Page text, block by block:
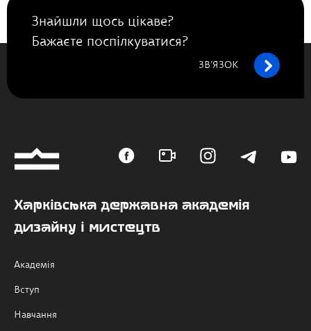
Знайшли щось цікаве?
Бажаєте поспілкуватися?
ЗВ’ЯЗОК
Харківська державна академія
дизайну і мистецтв
Академія
Вступ
Навчання